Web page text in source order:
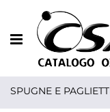
Open menu
SPUGNE E